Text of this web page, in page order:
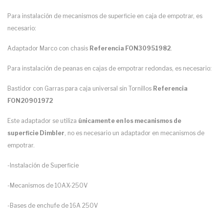
Para instalación de mecanismos de superficie en caja de empotrar, es
necesario:
Adaptador Marco con chasis Referencia FON30951982.
Para instalación de peanas en cajas de empotrar redondas, es necesario:
Bastidor con Garras para caja universal sin Tornillos Referencia
FON20901972
Este adaptador se utiliza únicamente en los mecanismos de
superficie Dimbler, no es necesario un adaptador en mecanismos de
empotrar.
-Instalación de Superficie
-Mecanismos de 10AX-250V
-Bases de enchufe de 16A 250V